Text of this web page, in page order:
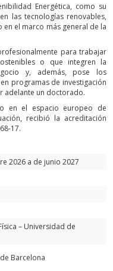
Energética, como su
las tecnologías renovables,
el marco más general de la
para trabajar
o que integren la
y, además, pose los
programas de investigación
adelante un doctorado.
en el espacio europeo de
recibió la acreditación
17.
2026 a de junio 2027
– Universidad de
Barcelona